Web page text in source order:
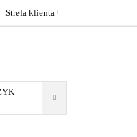
Strefa klienta
zgłoszenie
Zgody cookies